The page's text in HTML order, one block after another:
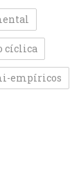
cíclica
empíricos